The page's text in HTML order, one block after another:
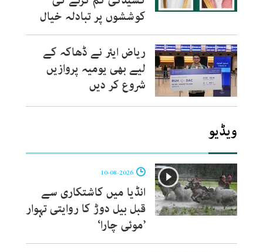
کوششوں پر تبادلہ خیال
ریاض ایئر نے ڈھاکہ کے
لیے بھی یومیہ پروازیں
شروع کر دیں
ویڈیو
انڈیا میں کاشتکاری سے
قبل بیل دوڑ کا روایتی تہوار
’موئی چارا‘